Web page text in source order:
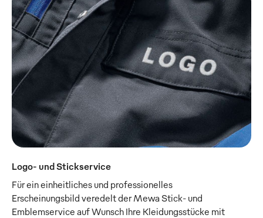
Logo- und Stickservice
Für ein einheitliches und professionelles
Erscheinungsbild veredelt der Mewa Stick- und
Emblemservice auf Wunsch Ihre Kleidungsstücke mit